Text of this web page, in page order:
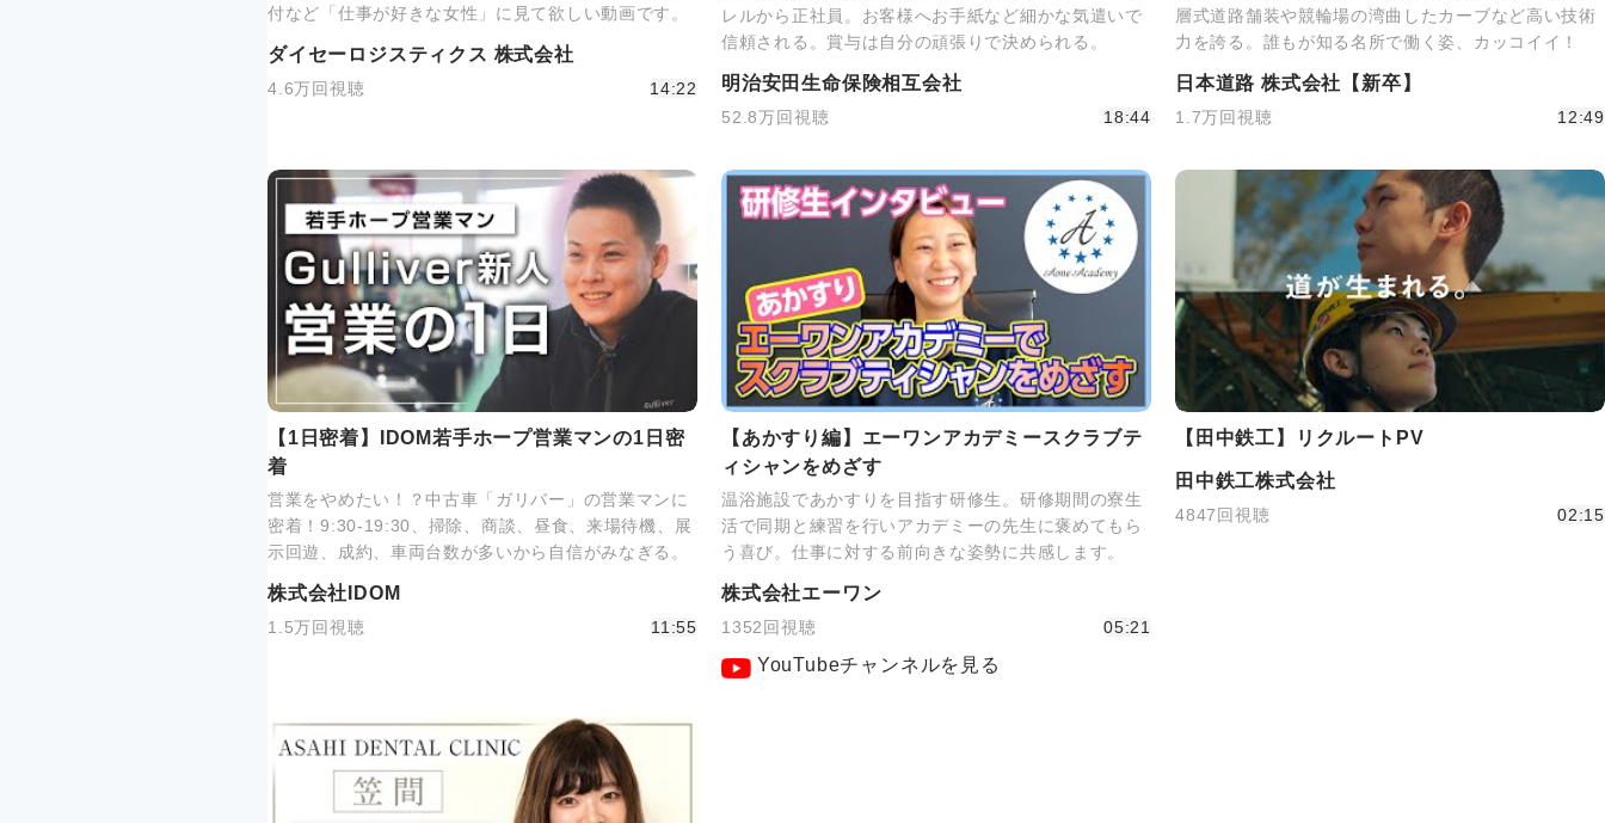
付など「仕事が好きな女性」に見て欲しい動画です。
ダイセーロジスティクス 株式会社
4.6万回視聴 14:22
レルから正社員。お客様へお手紙など細かな気遣いで
信頼される。賞与は自分の頑張りで決められる。
明治安田生命保険相互会社
52.8万回視聴 18:44
層式道路舗装や競輪場の湾曲したカーブなど高い技術
力を誇る。誰もが知る名所で働く姿、カッコイイ！
日本道路 株式会社【新卒】
1.7万回視聴 12:49
【1日密着】IDOM若手ホープ営業マンの1日密
着
営業をやめたい！？中古車「ガリバー」の営業マンに
密着！9:30-19:30、掃除、商談、昼食、来場待機、展
示回遊、成約、車両台数が多いから自信がみなぎる。
株式会社IDOM
1.5万回視聴 11:55
【あかすり編】エーワンアカデミースクラブテ
ィシャンをめざす
温浴施設であかすりを目指す研修生。研修期間の寮生
活で同期と練習を行いアカデミーの先生に褒めてもら
う喜び。仕事に対する前向きな姿勢に共感します。
株式会社エーワン
1352回視聴 05:21
YouTubeチャンネルを見る
【田中鉄工】リクルートPV
田中鉄工株式会社
4847回視聴 02:15